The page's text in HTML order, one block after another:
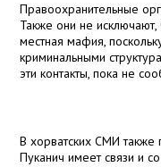
Правоохранительные
Также они не
местная мафия,
криминальными
эти контакты, пока не
В хорватских СМИ также
Пуканич имеет связи и